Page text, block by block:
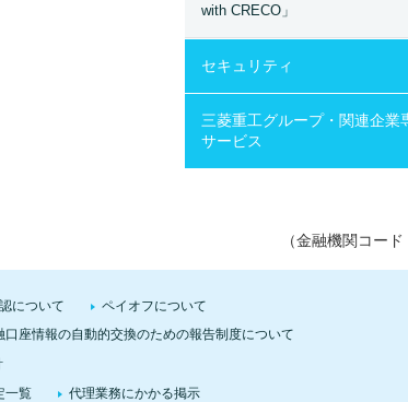
with CRECO」
セキュリティ
三菱重工グループ・関連企業
サービス
（金融機関コー
について
ペイオフについて
口座情報の自動的交換のための報告制度について
一覧 代理業務にかかる掲示